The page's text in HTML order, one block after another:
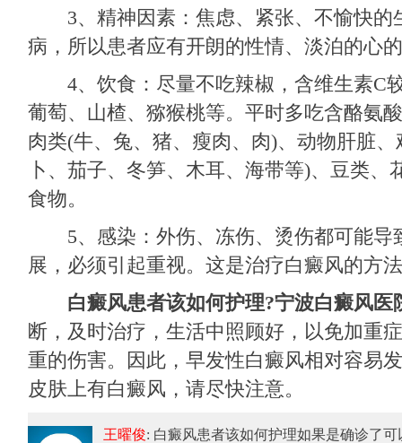
3、精神因素：焦虑、紧张、不愉快的
病，所以患者应有开朗的性情、淡泊的心
4、饮食：尽量不吃辣椒，含维生素C
葡萄、山楂、猕猴桃等。平时多吃含酪氨
肉类(牛、兔、猪、瘦肉、肉)、动物肝脏
卜、茄子、冬笋、木耳、海带等)、豆类、
食物。
5、感染：外伤、冻伤、烫伤都可能导
展，必须引起重视。这是治疗白癜风的方
白癜风患者该如何护理?宁波白癜风医
断，及时治疗，生活中照顾好，以免加重
重的伤害。因此，早发性白癜风相对容易
皮肤上有白癜风，请尽快注意。
王曜俊: 白癜风患者该如何护理如果是确诊了可